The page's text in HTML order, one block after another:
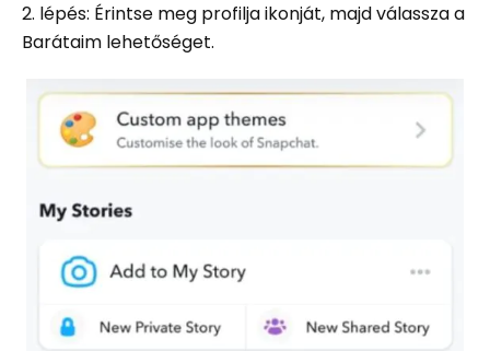
2. lépés: Érintse meg profilja ikonját, majd válassza a
Barátaim lehetőséget.